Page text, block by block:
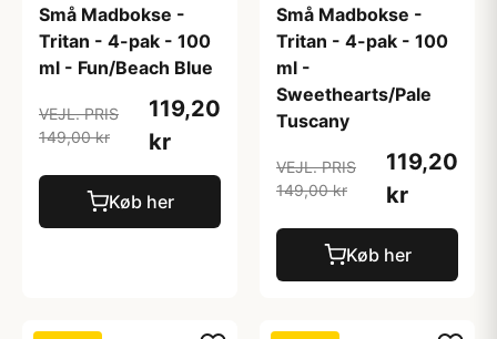
Små Madbokse -
Tritan - 4-pak - 100
ml - Fun/Beach Blue
VEJL. PRIS
149,00 kr
119,20
kr
Køb her
Små Madbokse -
Tritan - 4-pak - 100
ml -
Sweethearts/Pale
Tuscany
VEJL. PRIS
149,00 kr
119,20
kr
Køb her